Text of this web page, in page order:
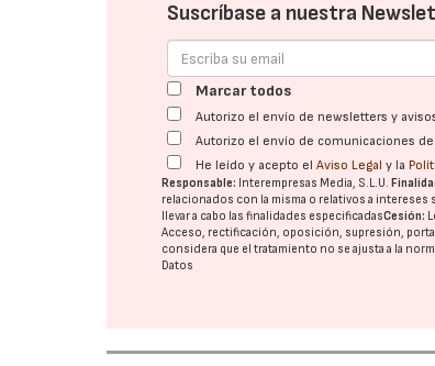
Suscríbase a nuestra
Marcar todos
Autorizo el envío de newsletters y
Autorizo el envío de comunicaciones
He leído y acepto elAviso Legal y la
Responsable: Interempresas Media, S.L.U.
relacionados con la misma o relativos a intereses
llevar a cabo las finalidades especificadasCesión:
Acceso, rectificación, oposición, supresión,
considera que el tratamiento no se ajusta a la
Datos